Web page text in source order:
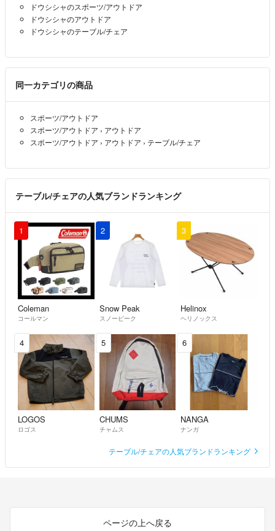
ドウシシャのスポーツ/アウトドア
ドウシシャのアウトドア
ドウシシャのテーブル/チェア
同一カテゴリの商品
スポーツ/アウトドア
スポーツ/アウトドア › アウトドア
スポーツ/アウトドア › アウトドア › テーブル/チェア
テーブル/チェアの人気ブランドランキング
1
Coleman
コールマン
2
Snow Peak
スノーピーク
3
Helinox
ヘリノックス
4
LOGOS
ロゴス
5
CHUMS
チャムス
6
NANGA
ナンガ
テーブル/チェアの人気ブランドランキング
ページの上へ戻る